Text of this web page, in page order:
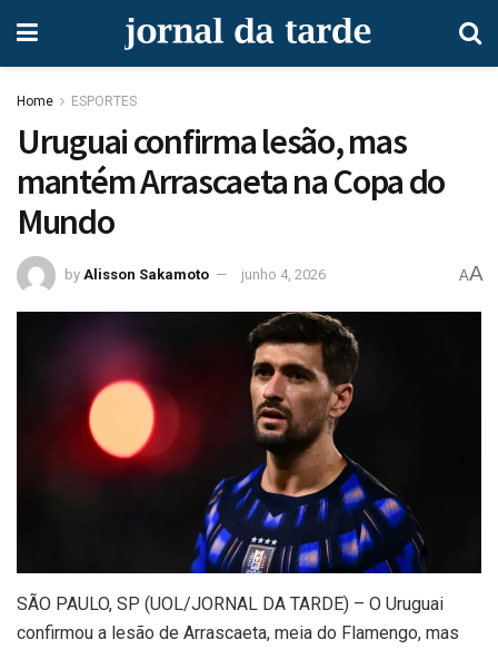
Home ESPORTES
Uruguai confirma lesão, mas
mantém Arrascaeta na Copa do
Mundo
by Alisson Sakamoto junho 4, 2026 AA
SÃO PAULO, SP (UOL/JORNAL DA TARDE) – O Uruguai
confirmou a lesão de Arrascaeta, meia do Flamengo, mas